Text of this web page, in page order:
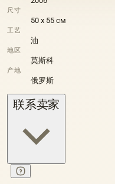
尺寸
50 х 55 см
工艺
油
地区
莫斯科
产地
俄罗斯
联系卖家